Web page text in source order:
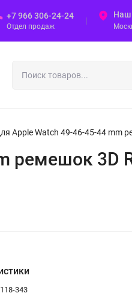
+7 966 306-24-24
Отдел продаж
Наш
Apple Watch 49-46-45-44 mm
ремешок 3D
118-343